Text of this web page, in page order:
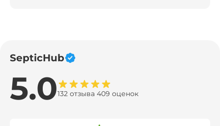
SepticHub
5.0132 отзыва 409 оценок